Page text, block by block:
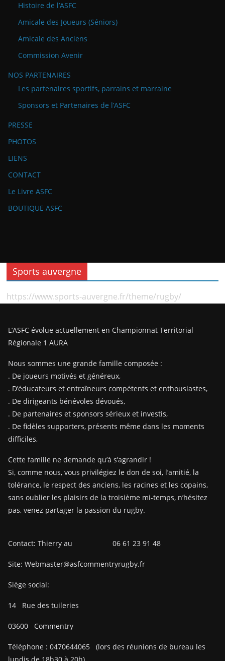
Histoire de l’ASFC
Amicale des Joueurs (Séniors)
Amicale des Anciens
Commission Avenir
NOS PARTENAIRES
Les partenaires sportifs, parrains et marraine
Sponsors et Partenaires de l’ASFC
PRESSE
PHOTOS
LIENS
CONTACT
Le Livre ASFC
BOUTIQUE ASFC
Sports auvergne
https://www.sports-auvergne.fr/theme/rugby/
L’ASFC évolue actuellement en Championnat Territorial
Régionale 1 AURA
Nous sommes une grande famille composée :
. De joueurs motivés et généreux,
. D’éducateurs et entraîneurs compétents et enthousiastes,
. De dirigeants bénévoles dévoués,
. De partenaires et sponsors sérieux et investis,
. De fidèles supporters, présents même dans les moments
difficiles,
Cette famille ne demande qu’à s’agrandir !
Si, comme nous, vous privilégiez le don de soi, l’amitié, la
tolérance, le respect des anciens, les racines et les copains,
sans oublier les plaisirs de la troisième mi-temps, n’hésitez
pas, venez partager la passion du rugby.
Contact: Thierry au 06 61 23 91 48
Site: Webmaster@asfcommentryrugby.fr
Siège social:
14 Rue des tuileries
03600 Commentry
Téléphone : 0470644065
(lors des réunions de bureau les